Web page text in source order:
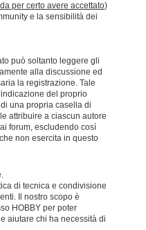
per certo avere accettato)
e la sensibilità dei
può soltanto leggere gli
alla discussione ed
la registrazione. Tale
del proprio
una propria casella di
attribuire a ciascun autore
forum, escludendo così
non esercita in questo
di tecnica e condivisione
Il nostro scopo è
HOBBY per poter
aiutare chi ha necessità di